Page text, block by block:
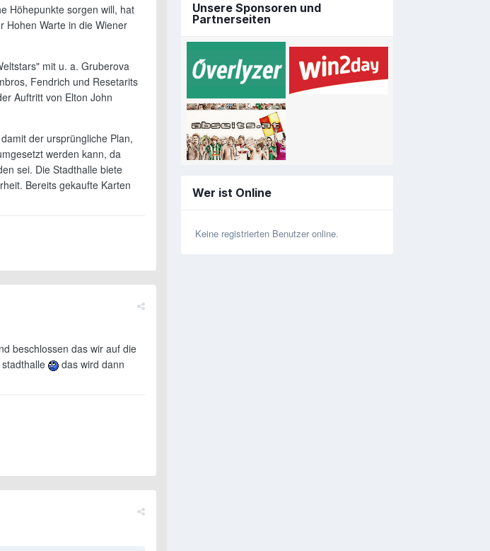
Höhepunkte sorgen will, hat
Hohen Warte in die Wiener
mit u. a. Gruberova
Fendrich und Resetarits
Auftritt von Elton John
der ursprüngliche Plan,
werden kann, da
sei. Die Stadthalle biete
Bereits gekaufte Karten
beschlossen das wir auf die
das wird dann
Unsere Sponsoren und
Partnerseiten
Wer ist Online
Keine registrierten Benutzer online.